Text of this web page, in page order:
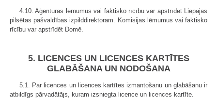
4.10. Aģentūras lēmumus vai faktisko rīcību var apstrīdēt Liepājas
pilsētas pašvaldības izpilddirektoram. Komisijas lēmumus vai faktisko
rīcību var apstrīdēt Domē.
5. LICENCES UN LICENCES KARTĪTES
GLABĀŠANA UN NODOŠANA
5.1. Par licences un licences kartītes izmantošanu un glabāšanu ir
atbildīgs pārvadātājs, kuram izsniegta licence un licences kartīte.